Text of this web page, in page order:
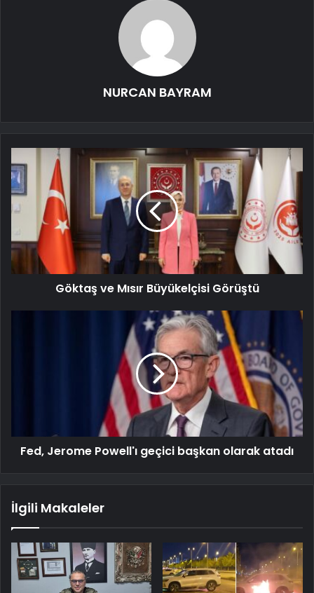
NURCAN BAYRAM
Göktaş ve Mısır Büyükelçisi Görüştü
Fed, Jerome Powell'ı geçici başkan olarak atadı
İlgili Makaleler